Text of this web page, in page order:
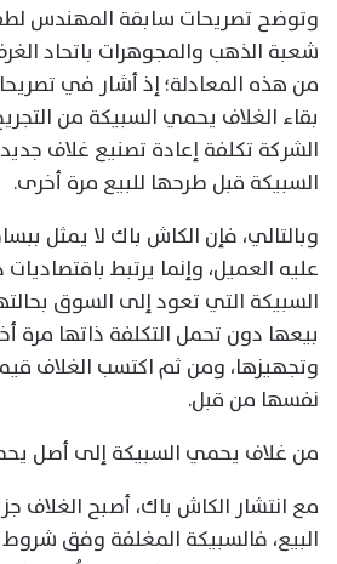
وتوضح تصريحات سابقة المهندس
شعبة الذهب والمجوهرات باتحاد
من هذه المعادلة؛ إذ أشار في
بقاء الغلاف يحمي السبيكة من
الشركة تكلفة إعادة تصنيع غلاف
السبيكة قبل طرحها للبيع مرة أخرى.
وبالتالي، فإن الكاش باك لا يمثل
عليه العميل، وإنما يرتبط
السبيكة التي تعود إلى السوق
بيعها دون تحمل التكلفة ذاتها مرة
وتجهيزها، ومن ثم اكتسب الغلاف
نفسها من قبل.
من غلاف يحمي السبيكة إلى أصل
مع انتشار الكاش باك، أصبح الغلاف
البيع، فالسبيكة المغلفة وفق